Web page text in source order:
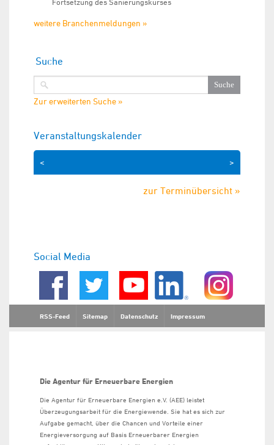
weitere Branchenmeldungen »
Suche
Zur erweiterten Suche »
Veranstaltungskalender
>
<
zur Terminübersicht »
Social Media
RSS-Feed Sitemap Datenschutz Impressum
Die Agentur für Erneuerbare Energien
Die Agentur für Erneuerbare Energien e.V. (AEE) leistet
Überzeugungsarbeit für die Energiewende. Sie hat es sich zur
Aufgabe gemacht, über die Chancen und Vorteile einer
Energieversorgung auf Basis Erneuerbarer Energien